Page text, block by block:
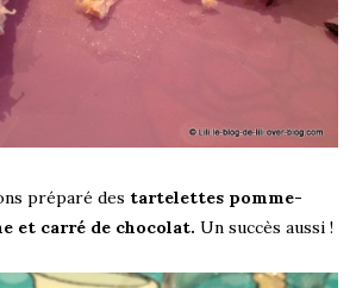
préparé des tartelettes pomme-
et carré de chocolat. Un succès aussi !